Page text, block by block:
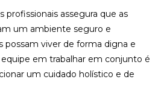
profissionais assegura que as
um ambiente seguro e
possam viver de forma digna e
em trabalhar em conjunto é
um cuidado holístico e de